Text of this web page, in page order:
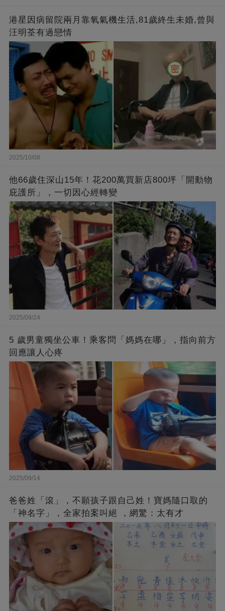
港星因病留院兩月靠氧氣機生活,81歲終生未婚,曾與
汪明荃有過戀情
2025/10/08
他66歲住深山15年！花200萬買新店800坪「開動物
庇護所」，一切因心經轉變
2025/09/24
5 歲男童獨坐公車！乘客問「媽媽在哪」，指向前方
回應讓人心疼
2025/09/14
爸爸姓「滾」，不願孩子跟自己姓！寶媽隨口取的
「神名字」，全家拍案叫絕 ，網驚：太有才